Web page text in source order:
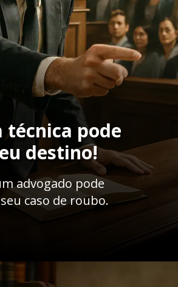
técnica pode
destino!
advogado pode
caso de roubo.